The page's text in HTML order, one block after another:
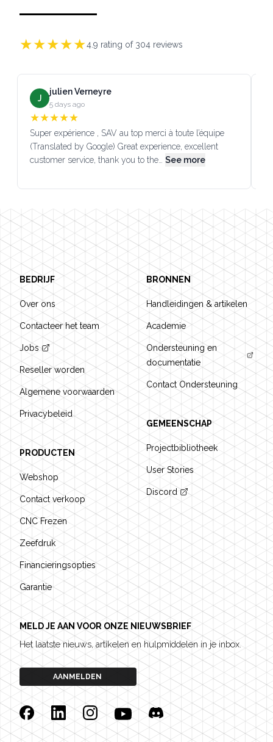
★★★★★4.9 rating of 304 reviews
J
julien Verneyre
5 days ago
★★★★★
Super expérience , SAV au top merci à toute l’équipe
(Translated by Google) Great experience, excellent
customer service, thank you to the…
See more
Footer
BEDRIJF
Over ons
Contacteer het team
Jobs
Reseller worden
Algemene voorwaarden
Privacybeleid
PRODUCTEN
Webshop
Contact verkoop
CNC Frezen
Zeefdruk
Financieringsopties
Garantie
BRONNEN
Handleidingen & artikelen
Academie
Ondersteuning en
documentatie
Contact Ondersteuning
GEMEENSCHAP
Projectbibliotheek
User Stories
Discord
MELD JE AAN VOOR ONZE NIEUWSBRIEF
Het laatste nieuws, artikelen en hulpmiddelen in je inbox.
AANMELDEN
FacebookLinkedinInstagramYouTubeDiscord